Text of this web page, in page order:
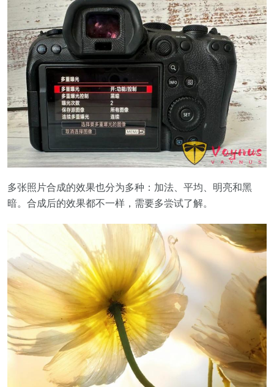
多张照片合成的效果也分为多种：加法、平均、明亮和黑
暗。合成后的效果都不一样，需要多尝试了解。